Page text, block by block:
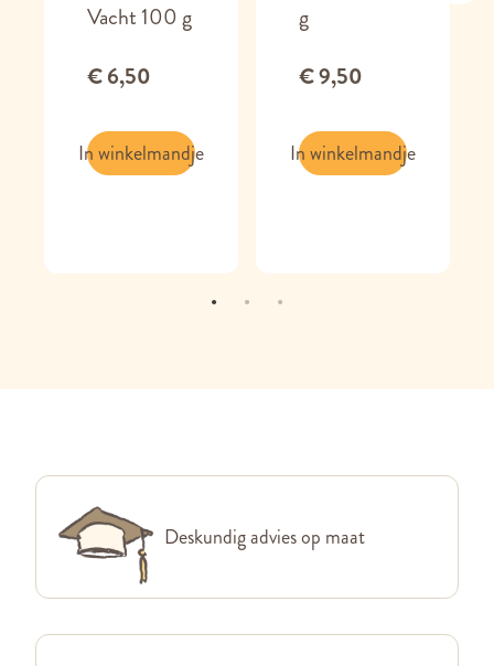
Vacht 100 g
€ 6,50
In winkelmandje
g
€ 9,50
In winkelmandje
Deskundig advies op maat